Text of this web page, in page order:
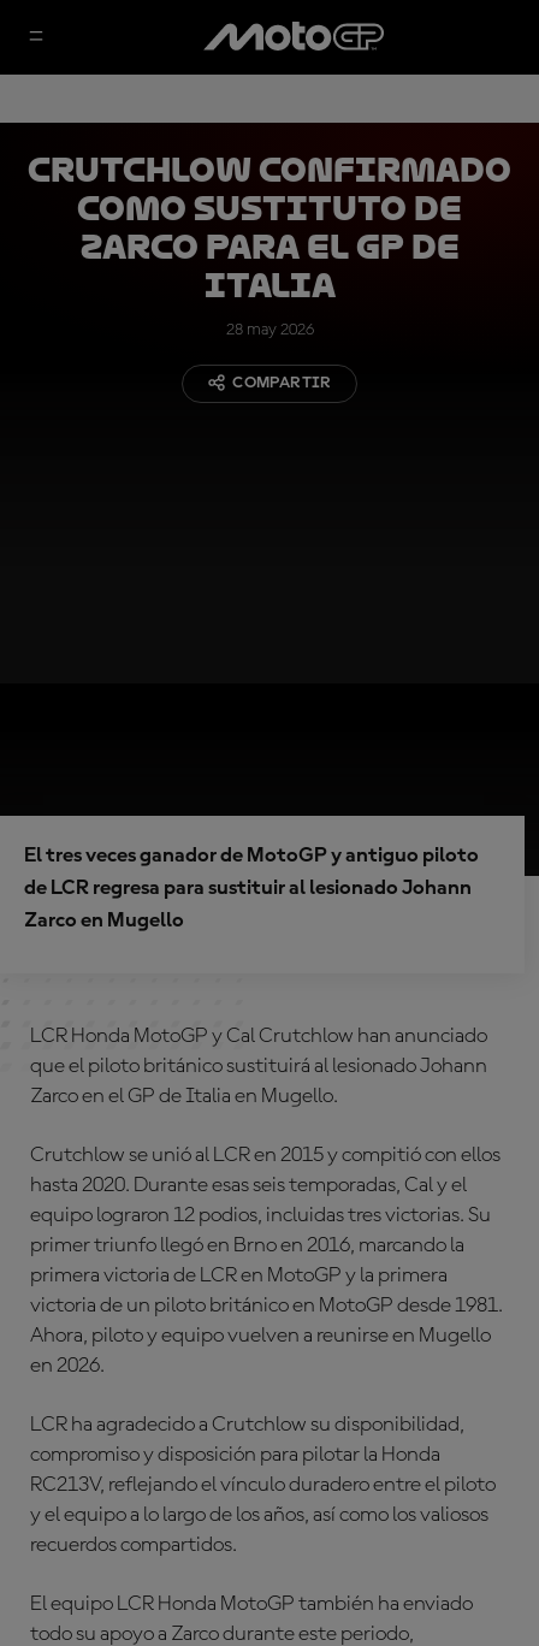
Crutchlow confirmado
como sustituto de
Zarco para el GP de
Italia
28 may 2026
COMPARTIR
El tres veces ganador de MotoGP y antiguo piloto
de LCR regresa para sustituir al lesionado Johann
Zarco en Mugello
LCR Honda MotoGP y Cal Crutchlow han anunciado
que el piloto británico sustituirá al lesionadoJohann
Zarcoen el GP de Italia en Mugello.
Crutchlow se unió al LCR en 2015 y compitió con ellos
hasta 2020. Durante esas seis temporadas, Cal y el
equipo lograron 12 podios, incluidas tres victorias. Su
primer triunfo llegó en Brnoen 2016, marcando la
primera victoria de LCR en MotoGP y la primera
victoria de un piloto británico en MotoGP desde 1981.
Ahora, piloto y equipo vuelven a reunirse en Mugello
en 2026.
LCR ha agradecido a Crutchlow su disponibilidad,
compromiso y disposición para pilotar la Honda
RC213V, reflejando el vínculo duradero entre el piloto
y el equipo a lo largo de los años, así como los valiosos
recuerdos compartidos.
El equipo LCR Honda MotoGP también ha enviado
todo su apoyo a Zarco durante este periodo,